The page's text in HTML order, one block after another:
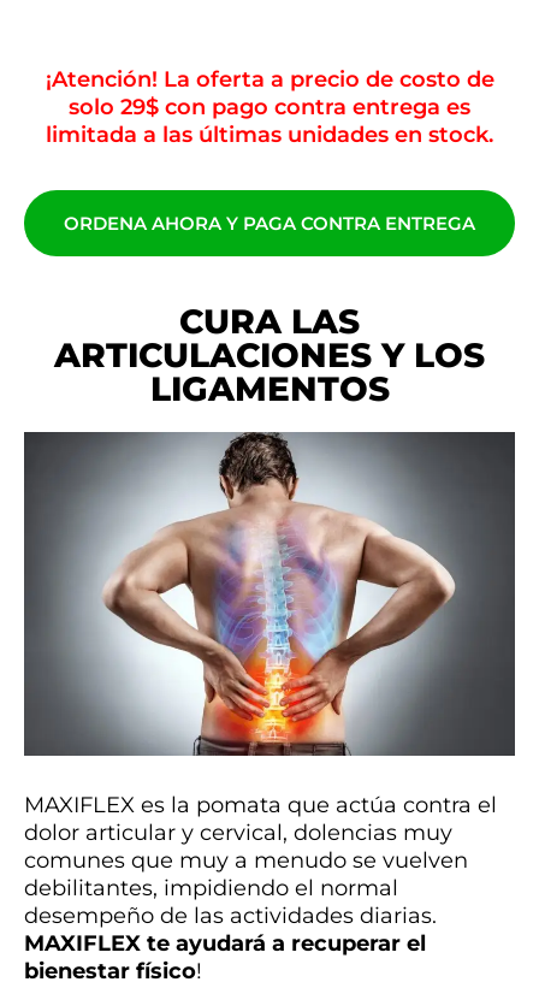
¡Atención! La oferta a precio de costo de
solo 29$ con pago contra entrega es
limitada a las últimas unidades en stock.
ORDENA AHORA Y PAGA CONTRA ENTREGA
CURA LAS
ARTICULACIONES Y LOS
LIGAMENTOS
MAXIFLEX es la pomata que actúa contra el
dolor articular y cervical, dolencias muy
comunes que muy a menudo se vuelven
debilitantes, impidiendo el normal
desempeño de las actividades diarias.
MAXIFLEX te ayudará a recuperar el
bienestar físico!